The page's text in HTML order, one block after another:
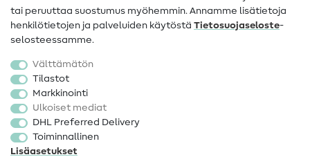
Peruutusoikeus
Suosittu
Kankaat
Ompelutarvikkeet
Ale
tai peruuttaa suostumus myöhemmin. Annamme lisätietoja
henkilötietojen ja palveluiden käytöstä Tietosuojaseloste-
selosteessamme.
Välttämätön
Tilastot
Markkinointi
Ulkoiset mediat
DHL Preferred Delivery
Toiminnallinen
Lisäasetukset